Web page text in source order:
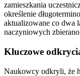
zamieszkania
określenie
aktualizowane co dwa
naczyniowych
Kluczowe
Naukowcy odkryli, że